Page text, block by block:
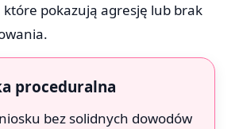
pokazują agresję lub brak
proceduralna
bez solidnych dowodów